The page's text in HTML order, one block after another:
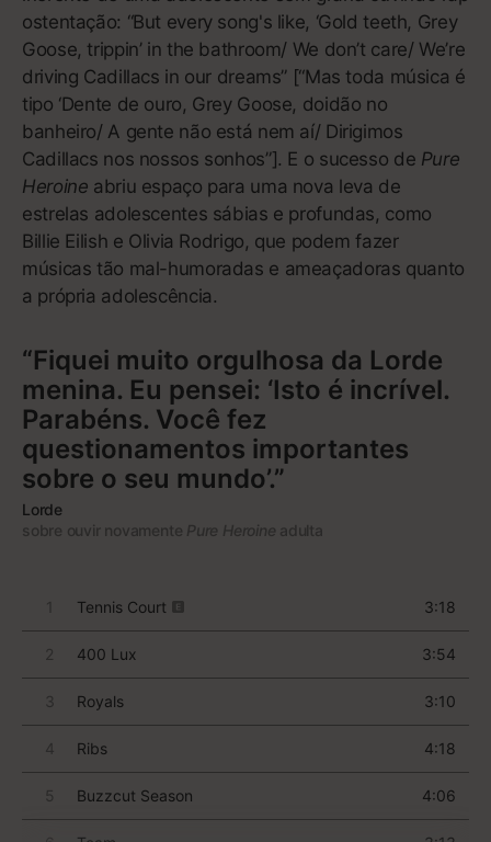
Como os revolucionários, os MCs e o hard rock que
o inspiraram,Rage Against the Machine (1992)
existe em letras garrafais. Suas letras mais perenes
– “Some of those that work forces/ Are the same
that burn crosses” [em tradução livre: “Alguns
que queimam cruzes”], de “Killing In the Name”, e
“Anger is a gift” [“A raiva é uma dádiva”], de
“Freedom” – ficaram na memória como cantos de
protesto. E o imediatismo não é só uma metáfora
para a mensagem do grupo: é uma forma de
espalhar a palavra e colocar o poder nas mãos das
pessoas. Rage Against the Machine